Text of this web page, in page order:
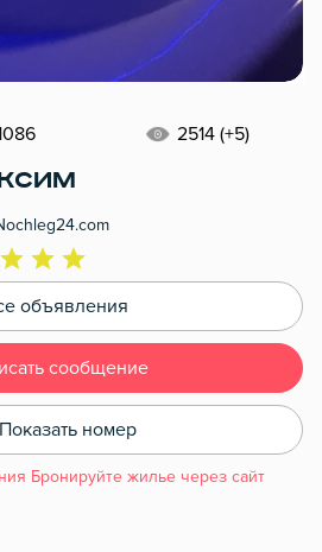
2514 (+5)
объявления
сообщение
номер
Бронируйте жилье через сайт